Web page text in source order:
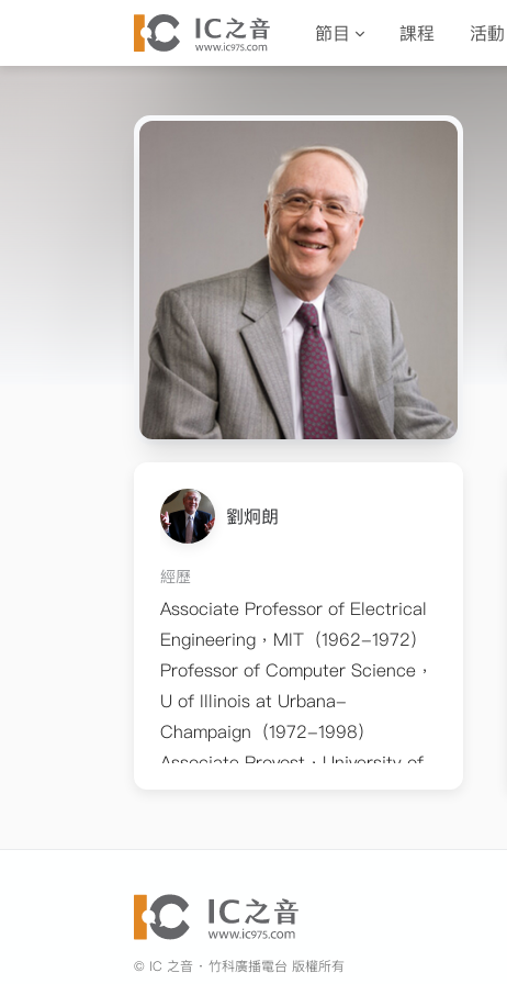
節目 課程 活動
劉炯朗
經歷
Associate Professor of Electrical
Engineering，MIT（1962-1972）
Professor of Computer Science，
U of Illinois at Urbana-
Champaign（1972-1998）
Associate Provost，University of
中央研究院院士（2000～）
美國電子電機工程師學會（IEEE）
院士美國計算機協會（ACM）傑出
© IC 之音 ‧ 竹科廣播電台 版權所有